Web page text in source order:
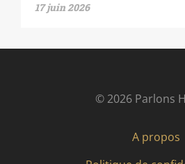
17 juin 2026
© 2026 Parlons
A propos